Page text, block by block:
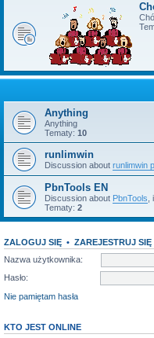
Anything
Anything
Tematy: 10
runlimwin
Discussion about runlimwin
PbnTools EN
Discussion about PbnTools
Tematy: 2
ZALOGUJ SIĘ • ZAREJESTRUJ SIĘ
Nazwa użytkownika:
Hasło:
Nie pamiętam hasła
KTO JEST ONLINE